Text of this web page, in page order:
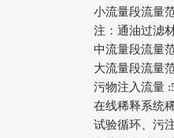
小流量段流量范
注：通油过滤材
中流量段流量范
大流量段流量范
污物注入流量
在线稀释系统稀
试验循环、污注